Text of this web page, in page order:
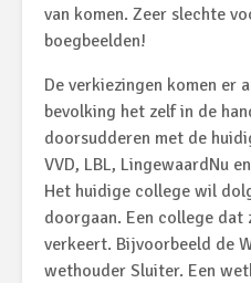
van komen. Zeer slechte
boegbeelden!
De verkiezingen komen er
bevolking het zelf in de
doorsudderen met de
VVD, LBL, LingewaardNu
Het huidige college wil
doorgaan. Een college dat
verkeert. Bijvoorbeeld de
wethouder Sluiter. Een